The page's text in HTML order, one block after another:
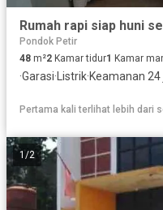
Pondok Petir
48 m²2 Kamar tidur1 Kamar
·Garasi· Listrik·Keamanan 24
Pertama kali terlihat lebih dari
1/2